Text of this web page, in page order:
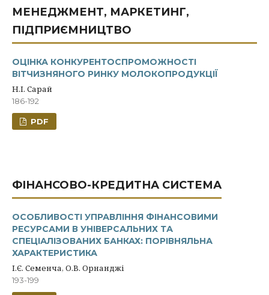
МЕНЕДЖМЕНТ, МАРКЕТИНГ,
ПІДПРИЄМНИЦТВО
ОЦІНКА КОНКУРЕНТОСПРОМОЖНОСТІ
ВІТЧИЗНЯНОГО РИНКУ МОЛОКОПРОДУКЦІЇ
Н.І. Сарай
186-192
PDF
ФІНАНСОВО-КРЕДИТНА СИСТЕМА
ОСОБЛИВОСТІ УПРАВЛІННЯ ФІНАНСОВИМИ
РЕСУРСАМИ В УНІВЕРСАЛЬНИХ ТА
СПЕЦІАЛІЗОВАНИХ БАНКАХ: ПОРІВНЯЛЬНА
ХАРАКТЕРИСТИКА
І.Є. Семенча, О.В. Орнанджі
193-199